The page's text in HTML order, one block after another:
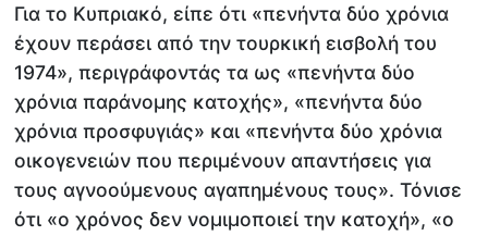
Για το Κυπριακό, είπε ότι «πενήντα δύο χρόνια
έχουν περάσει από την τουρκική εισβολή του
1974», περιγράφοντάς τα ως «πενήντα δύο
χρόνια παράνομης κατοχής», «πενήντα δύο
χρόνια προσφυγιάς» και «πενήντα δύο χρόνια
οικογενειών που περιμένουν απαντήσεις για
τους αγνοούμενους αγαπημένους τους». Τόνισε
ότι «ο χρόνος δεν νομιμοποιεί την κατοχή», «ο